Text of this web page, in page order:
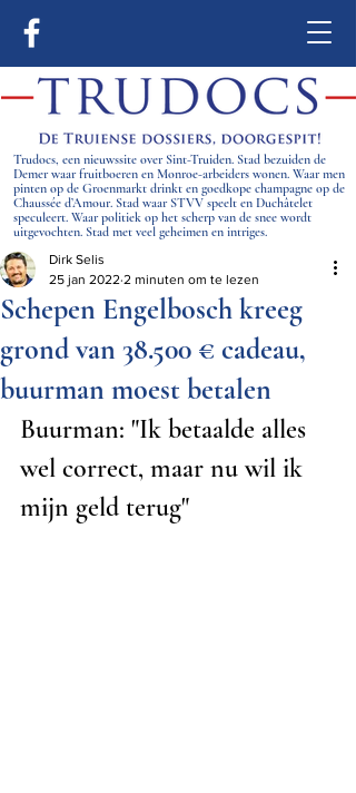
Trudocs, een nieuwssite over Sint-Truiden. Stad bezuiden de
Demer waar fruitboeren en Monroe-arbeiders wonen. Waar men
pinten op de Groenmarkt drinkt en goedkope champagne op de
Chaussée d’Amour. Stad waar STVV speelt en Duchâtelet
speculeert. Waar politiek op het scherp van de snee wordt
uitgevochten. Stad met veel geheimen en intriges.
Schepen Engelbosch kreeg
grond van 38.500 € cadeau,
buurman moest betalen
Dirk Selis
25 jan 2022 2 minuten om te lezen
Buurman: "Ik betaalde alles
wel correct, maar nu wil ik
mijn geld terug"